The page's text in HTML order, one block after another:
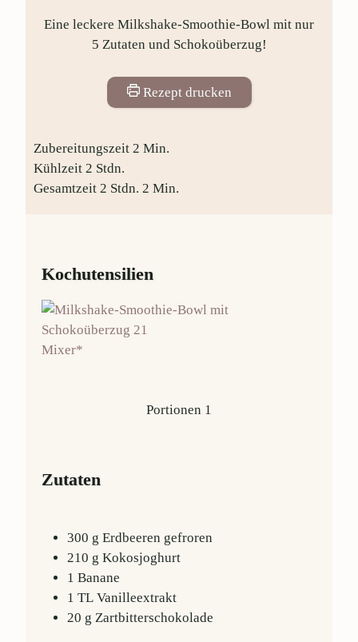
Eine leckere Milkshake-Smoothie-Bowl mit nur
5 Zutaten und Schokoüberzug!
Rezept drucken
Zubereitungszeit 2 Min.
Kühlzeit 2 Stdn.
Gesamtzeit 2 Stdn. 2 Min.
Kochutensilien
Mixer*
Portionen 1
Zutaten
300 g Erdbeeren gefroren
210 g Kokosjoghurt
1 Banane
1 TL Vanilleextrakt
20 g Zartbitterschokolade